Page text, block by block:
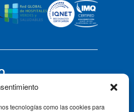
tecnologías como las cookies para
735 57 57 | Fax: 91 735